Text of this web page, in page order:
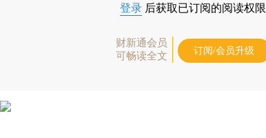
登录 后获取已订阅的阅读权限
财新通会员
可畅读全文
订阅/会员升级